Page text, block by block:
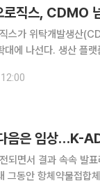
로직스, CDMO
스가 위탁개발생산
대에 나선다. 생산 플
한다는 전략이다. 정형남
음은 임상…K-
되면서 결과 속속 발
가